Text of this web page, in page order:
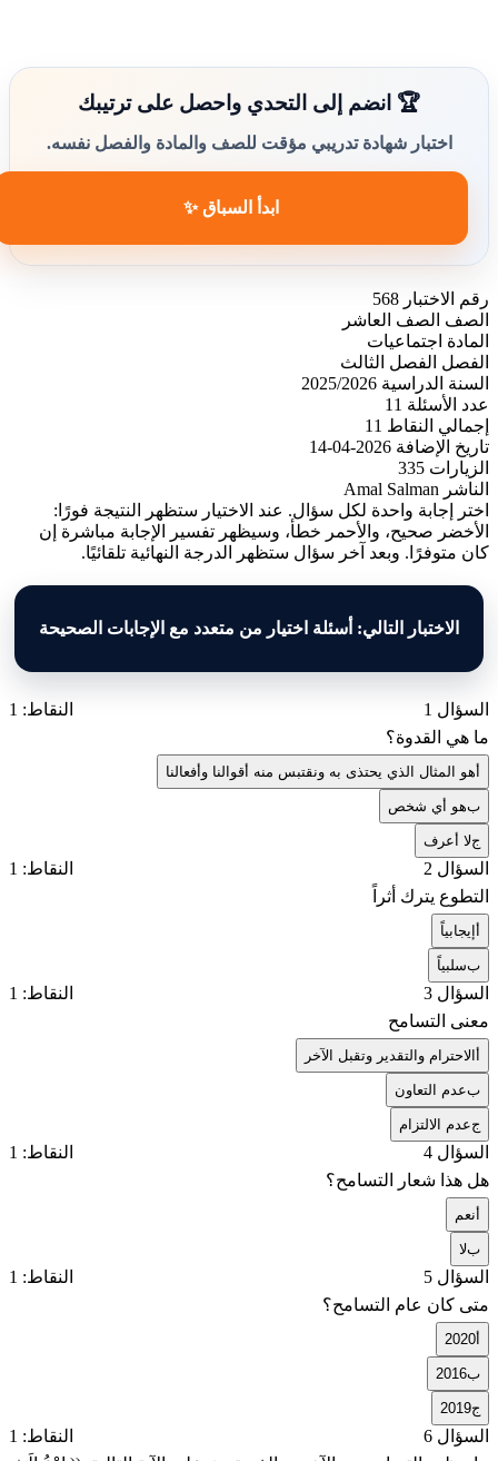
🏆 انضم إلى التحدي واحصل على ترتيبك
اختبار شهادة تدريبي مؤقت للصف والمادة والفصل نفسه.
ابدأ السباق ✨
رقم الاختبار 568
الصف
الصف العاشر
المادة
اجتماعيات
الفصل
الفصل الثالث
السنة الدراسية 2025/2026
عدد الأسئلة
11
إجمالي النقاط
11
تاريخ الإضافة 2026-04-14
الزيارات 335
الناشر Amal Salman
اختر إجابة واحدة لكل سؤال. عند الاختيار ستظهر النتيجة فورًا:
الأخضر صحيح، والأحمر خطأ، وسيظهر تفسير الإجابة مباشرة إن
كان متوفرًا. وبعد آخر سؤال ستظهر الدرجة النهائية تلقائيًا.
الاختبار التالي: أسئلة اختيار من متعدد مع الإجابات الصحيحة
السؤال 1
النقاط: 1
ما هي القدوة؟
هو المثال الذي يحتذى به ونقتبس منه أقوالنا وأفعالنا
بهو أي شخص
جلا أعرف
السؤال 2
النقاط: 1
التطوع يترك أثراً
إيجابياً
بسلبياً
السؤال 3
النقاط: 1
معنى التسامح
الاحترام والتقدير وتقبل الآخر
بعدم التعاون
جعدم الالتزام
السؤال 4
النقاط: 1
هل هذا شعار التسامح؟
نعم
بلا
السؤال 5
النقاط: 1
متى كان عام التسامح؟
2020
ب2016
ج2019
السؤال 6
النقاط: 1